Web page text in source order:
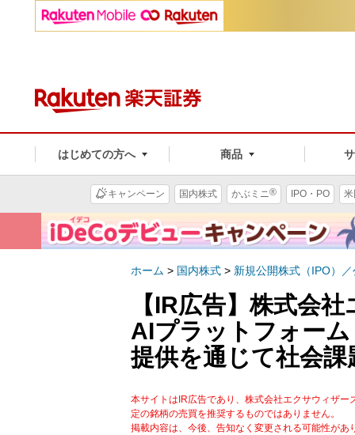
はじめての方へ 商品
キャンペーン 国内株式 かぶミニ® IPO・PO
ホーム > 国内株式 > 新規公開株式（IPO）
【IR広告】株式会
AIプラットフォー
提供を通じて社会
本サイトはIR広告であり、株式会社エクサウィザ
定の銘柄の売買を推奨するものではありません。
掲載内容は、今後、告知なく変更される可能性が